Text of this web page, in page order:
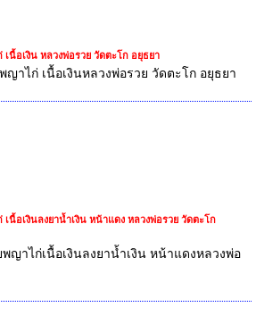
นื้อเงิน หลวงพ่อรวย วัดตะโก อยุธยา
ญาไก่ เนื้อเงินหลวงพ่อรวย วัดตะโก อยุธยา
นื้อเงินลงยาน้ำเงิน หน้าแดง หลวงพ่อรวย วัดตะโก
ญาไก่เนื้อเงินลงยาน้ำเงิน หน้าแดงหลวงพ่อ